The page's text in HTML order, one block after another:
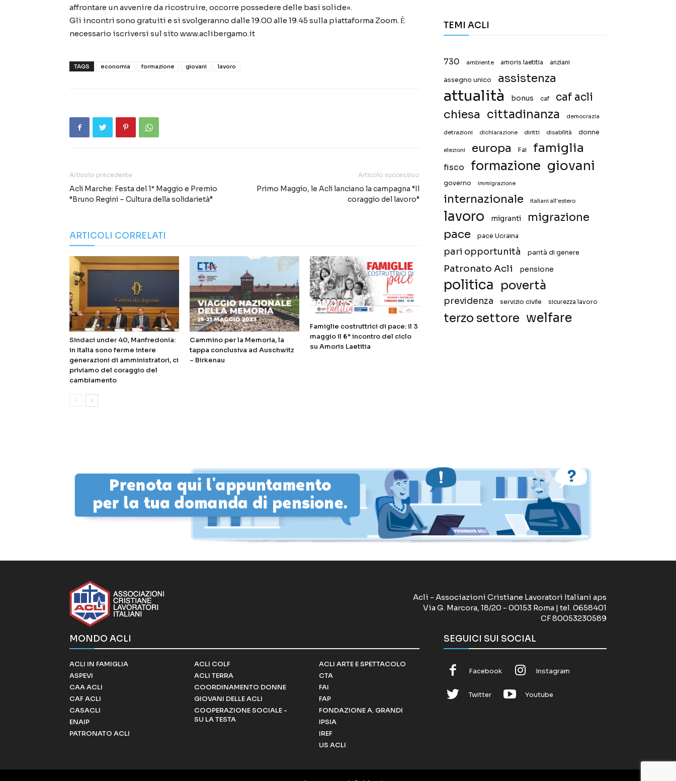
affrontare un avvenire da ricostruire, occorre possedere delle basi solide».
Gli incontri sono gratuiti e si svolgeranno dalle 19.00 alle 19.45 sulla piattaforma Zoom. Ѐ
necessario iscriversi sul sito www.aclibergamo.it
TAGS economia formazione giovani lavoro
Articolo precedente
Acli Marche: Festa del 1° Maggio e Premio
“Bruno Regini – Cultura della solidarietà”
Articolo successivo
Primo Maggio, le Acli lanciano la campagna “Il
coraggio del lavoro”
ARTICOLI CORRELATI
Sindaci under 40, Manfredonia:
in Italia sono ferme intere
generazioni di amministratori, ci
priviamo del coraggio del
cambiamento
Cammino per la Memoria, la
tappa conclusiva ad Auschwitz
– Birkenau
Famiglie costruttrici di pace: il 3
maggio il 6° incontro del ciclo
su Amoris Laetitia
TEMI ACLI
730 ambiente amoris laetitia anziani
assegno unico assistenza
attualità bonus caf caf acli
chiesa cittadinanza democrazia
detrazioni dichiarazione diritti disabilità donne
elezioni europa Fai famiglia
fisco formazione giovani
governo immigrazione
internazionale italiani all'estero
lavoro migranti
migrazione
pace
pace Ucraina
pari opportunità parità di genere
Patronato Acli pensione
politica povertà
previdenza servizio civile sicurezza lavoro
terzo settore welfare
Acli - Associazioni Cristiane Lavoratori Italiani aps
Via G. Marcora, 18/20 - 00153 Roma | tel. 0658401
CF 80053230589
MONDO ACLI
ACLI IN FAMIGLIA
ASPEVI
CAA ACLI
CAF ACLI
CASACLI
ENAIP
PATRONATO ACLI
ACLI COLF
ACLI TERRA
COORDINAMENTO DONNE
GIOVANI DELLE ACLI
COOPERAZIONE SOCIALE -
SU LA TESTA
ACLI ARTE E SPETTACOLO
CTA
FAI
FAP
FONDAZIONE A. GRANDI
IPSIA
IREF
US ACLI
SEGUICI SUI SOCIAL
Facebook Instagram
Twitter Youtube